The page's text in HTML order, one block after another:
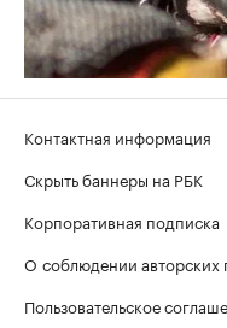
Контактная информация
Скрыть баннеры на РБК
Корпоративная подписка
О соблюдении авторских
Пользовательское